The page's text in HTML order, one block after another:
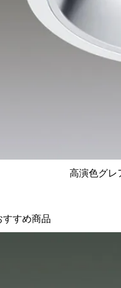
高演色グレ
すすめ商品